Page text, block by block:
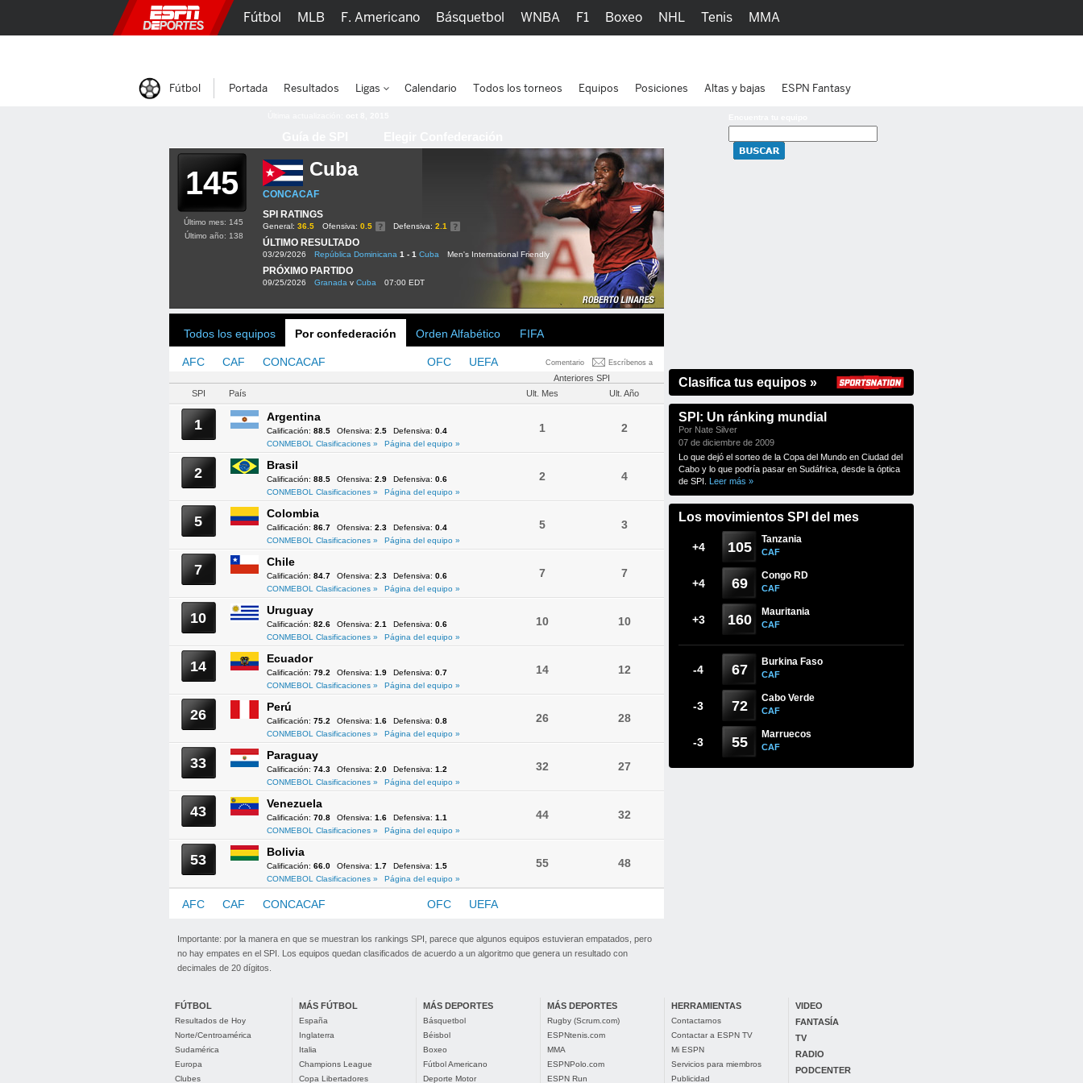
145 Cuba
CONCACAF
SPI RATINGS
General: 36.5 Ofensiva: 0.5 Defensiva: 2.1
ÚLTIMO RESULTADO
03/29/2026 República Dominicana 1 - 1 Cuba Men's International Friendly
PRÓXIMO PARTIDO
09/25/2026 Granada v Cuba 07:00 EDT
Último mes: 145
Último año: 138
Todos los equipos Por confederación Orden Alfabético FIFA
Comentario Escríbenos a
AFC CAF CONCACAF OFC UEFA
Anteriores SPI
SPI
País Ult. Mes Ult. Año
1 Argentina
Calificación: 88.5 Ofensiva: 2.5 Defensiva: 0.4
CONMEBOL Clasificaciones »
Página del equipo »
1 2
2 Brasil
Calificación: 88.5 Ofensiva: 2.9 Defensiva: 0.6
CONMEBOL Clasificaciones »
Página del equipo »
2 4
5 Colombia
Calificación: 86.7 Ofensiva: 2.3 Defensiva: 0.4
CONMEBOL Clasificaciones »
Página del equipo »
5 3
7 Chile
Calificación: 84.7 Ofensiva: 2.3 Defensiva: 0.6
CONMEBOL Clasificaciones »
Página del equipo »
7 7
10 Uruguay
Calificación: 82.6 Ofensiva: 2.1 Defensiva: 0.6
CONMEBOL Clasificaciones »
Página del equipo »
10 10
14 Ecuador
Calificación: 79.2 Ofensiva: 1.9 Defensiva: 0.7
CONMEBOL Clasificaciones »
Página del equipo »
14 12
26 Perú
Calificación: 75.2 Ofensiva: 1.6 Defensiva: 0.8
CONMEBOL Clasificaciones »
Página del equipo »
26 28
33 Paraguay
Calificación: 74.3 Ofensiva: 2.0 Defensiva: 1.2
CONMEBOL Clasificaciones »
Página del equipo »
32 27
43 Venezuela
Calificación: 70.8 Ofensiva: 1.6 Defensiva: 1.1
CONMEBOL Clasificaciones »
Página del equipo »
44 32
53 Bolivia
Calificación: 66.0 Ofensiva: 1.7 Defensiva: 1.5
CONMEBOL Clasificaciones »
Página del equipo »
55 48
AFC CAF CONCACAF OFC UEFA
Importante: por la manera en que se muestran los rankings SPI, parece que algunos equipos estuvieran empatados, pero
no hay empates en el SPI. Los equipos quedan clasificados de acuerdo a un algoritmo que genera un resultado con
decimales de 20 dígitos.
Clasifica tus equipos »
SPI: Un ránking mundial
Por Nate Silver
07 de diciembre de 2009
Lo que dejó el sorteo de la Copa del Mundo en Ciudad del
Cabo y lo que podría pasar en Sudáfrica, desde la óptica
de SPI. Leer más »
Los movimientos SPI del mes
+4 105 Tanzania
CAF
+4 69 Congo RD
CAF
+3 160 Mauritania
CAF
-4 67 Burkina Faso
CAF
-3 72 Cabo Verde
CAF
-3 55 Marruecos
CAF
FÚTBOL
Resultados de Hoy
Norte/Centroamérica
Sudamérica
Europa
Clubes
MÁS FÚTBOL
España
Inglaterra
Italia
Champions League
Copa Libertadores
MÁS DEPORTES
Básquetbol
Béisbol
Boxeo
Fútbol Americano
Deporte Motor
MÁS DEPORTES
Rugby (Scrum.com)
ESPNtenis.com
MMA
ESPNPolo.com
ESPN Run
HERRAMIENTAS
Contactarnos
Contactar a ESPN TV
Mi ESPN
Servicios para miembros
Publicidad
VIDEO
FANTASÍA
TV
RADIO
PODCENTER
Fútbol MLB F. Americano Básquetbol WNBA F1 Boxeo NHL Tenis MMA
Fútbol Portada Resultados Ligas Calendario Todos los torneos Equipos Posiciones Altas y bajas ESPN Fantasy